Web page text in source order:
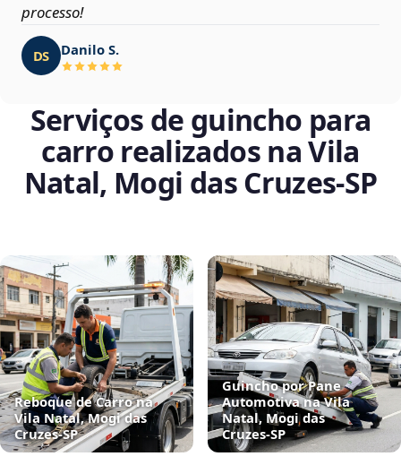
processo!
DS Danilo S.
Serviços de guincho para
carro realizados na Vila
Natal, Mogi das Cruzes‑SP
Reboque de Carro na
Vila Natal, Mogi das
Cruzes‑SP
Guincho por Pane
Automotiva na Vila
Natal, Mogi das
Cruzes‑SP